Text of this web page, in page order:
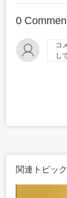
0
コ
し
関連トピッ